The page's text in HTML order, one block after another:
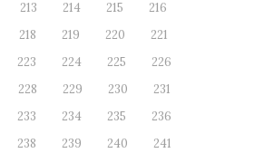
213 214 215
216
218 219 220
221
223 224 225
226
228 229 230
231
233 234 235
236
238 239 240
241